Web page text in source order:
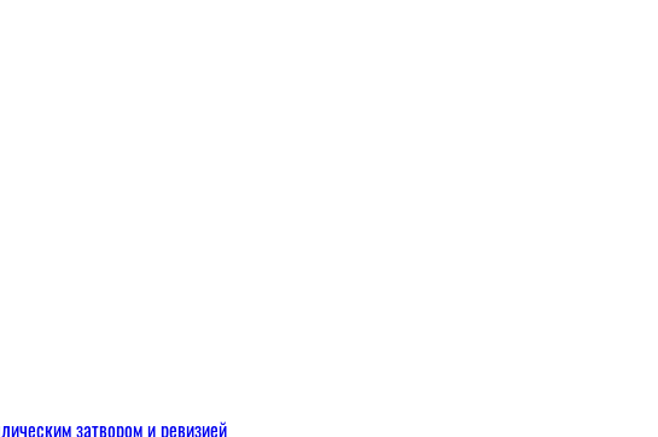
затвором и ревизией